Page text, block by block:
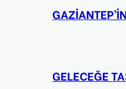
GELECEĞE